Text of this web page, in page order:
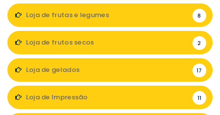
Loja de frutas e legumes 8
Loja de frutos secos 2
Loja de gelados 17
Loja de Impressão 11